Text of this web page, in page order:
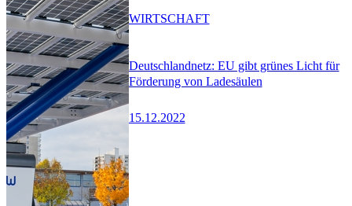
Deutschlandnetz: EU gibt grünes Licht für
Förderung von Ladesäulen
15.12.2022
WIRTSCHAFT